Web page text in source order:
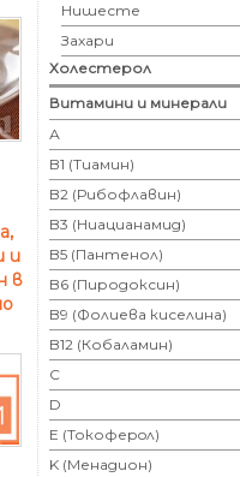
и
в
Нишесте
Захари
Холестерол
Витамини и минерали
А
B1 (Тиамин)
B2 (Рибофлавин)
B3 (Ниацианамид)
B5 (Пантенол)
B6 (Пиродоксин)
B9 (Фолиева киселина)
B12 (Кобаламин)
C
D
E (Токоферoл)
K (Менадион)